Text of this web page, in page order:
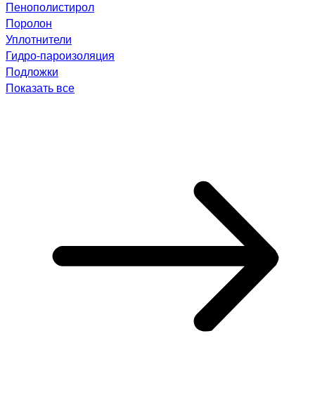
Пенополистирол
Поролон
Уплотнители
Гидро-пароизоляция
Подложки
Показать все